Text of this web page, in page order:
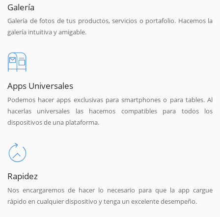
Galería
Galería de fotos de tus productos, servicios o portafolio. Hacemos la
galería intuitiva y amigable.
Apps Universales
Podemos hacer apps exclusivas para smartphones o para tables. Al
hacerlas universales las hacemos compatibles para todos los
dispositivos de una plataforma.
Rapidez
Nos encargaremos de hacer lo necesario para que la app cargue
rápido en cualquier dispositivo y tenga un excelente desempeño.